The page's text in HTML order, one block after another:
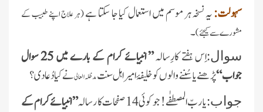
سہولت:یہ نسخہ ہر موسم میں استعمال کیا جا سکتا ہے(ہر علاج اپنے طبیب کے
مشورے سے کیجئے)۔
سوال:اِس ہفتے کارِسالہ
” انبیائے کرام کے بارے میں 25 سوال
جواب “پڑھنے یا سُننے والوں کوخلیفۂ امیر اہل سنتمدظلہ العالینے کیا دُعا دی ؟
جواب:یا ربّ المصطفٰے! جو کوئی 14 صفحات کا رسالہ
” انبیائے کرام کے